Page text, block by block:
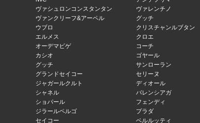
ヴァシュロンコンスタンタン
ヴァンクリーフ&アーペル
ウブロ
エルメス
オーデマピゲ
カシオ
グッチ
グランドセイコー
ジャガールクルト
シャネル
ショパール
ジラールペルゴ
セイコー
ヴァレンチノ
グッチ
クリスチャンルブタン
クロエ
コーチ
ゴヤール
サンローラン
セリーヌ
ディオール
バレンシアガ
フェンディ
プラダ
ベルルッティ